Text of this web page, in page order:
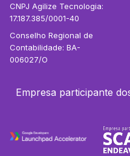
CNPJ Agilize Tecnologia:
17.187.385/0001-40
Conselho Regional de
Contabilidade: BA-
006027/O
Empresa participante